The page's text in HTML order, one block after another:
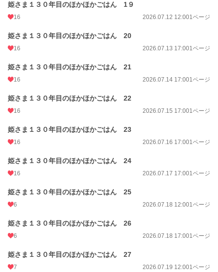
姫さま１３０年目のほかほかごはん 1９
16 2026.07.12 12:001ページ
姫さま１３０年目のほかほかごはん 20
16 2026.07.13 17:001ページ
姫さま１３０年目のほかほかごはん 21
16 2026.07.14 17:001ページ
姫さま１３０年目のほかほかごはん 22
16 2026.07.15 17:001ページ
姫さま１３０年目のほかほかごはん 23
16 2026.07.16 17:001ページ
姫さま１３０年目のほかほかごはん 24
16 2026.07.17 17:001ページ
姫さま１３０年目のほかほかごはん 25
6 2026.07.18 12:001ページ
姫さま１３０年目のほかほかごはん 26
6 2026.07.18 17:001ページ
姫さま１３０年目のほかほかごはん 27
7 2026.07.19 12:001ページ